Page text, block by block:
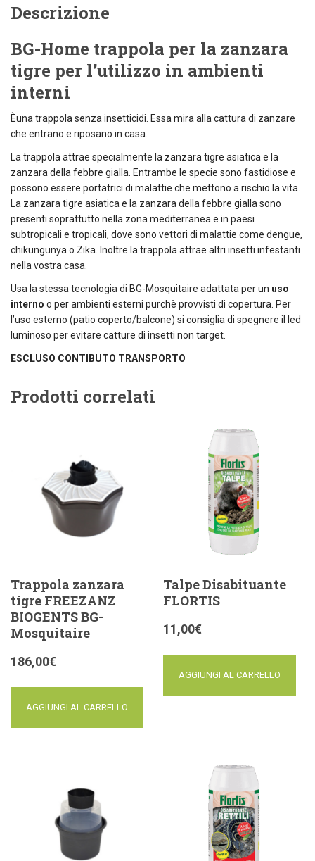
Descrizione
BG-Home trappola per la zanzara
tigre per l’utilizzo in ambienti
interni
Èuna trappola senza insetticidi. Essa mira alla cattura di zanzare
che entrano e riposano in casa.
La trappola attrae specialmente la zanzara tigre asiatica e la
zanzara della febbre gialla. Entrambe le specie sono fastidiose e
possono essere portatrici di malattie che mettono a rischio la vita.
La zanzara tigre asiatica e la zanzara della febbre gialla sono
presenti soprattutto nella zona mediterranea e in paesi
subtropicali e tropicali, dove sono vettori di malattie come dengue,
chikungunya o Zika. Inoltre la trappola attrae altri insetti infestanti
nella vostra casa.
Usa la stessa tecnologia di BG-Mosquitaire adattata per un uso
interno o per ambienti esterni purchè provvisti di copertura. Per
l’uso esterno (patio coperto/balcone) si consiglia di spegnere il led
luminoso per evitare catture di insetti non target.
ESCLUSO CONTIBUTO TRANSPORTO
Prodotti correlati
Trappola zanzara
tigre FREEZANZ
BIOGENTS BG-
Mosquitaire
186,00€
AGGIUNGI AL CARRELLO
Talpe Disabituante
FLORTIS
11,00€
AGGIUNGI AL CARRELLO